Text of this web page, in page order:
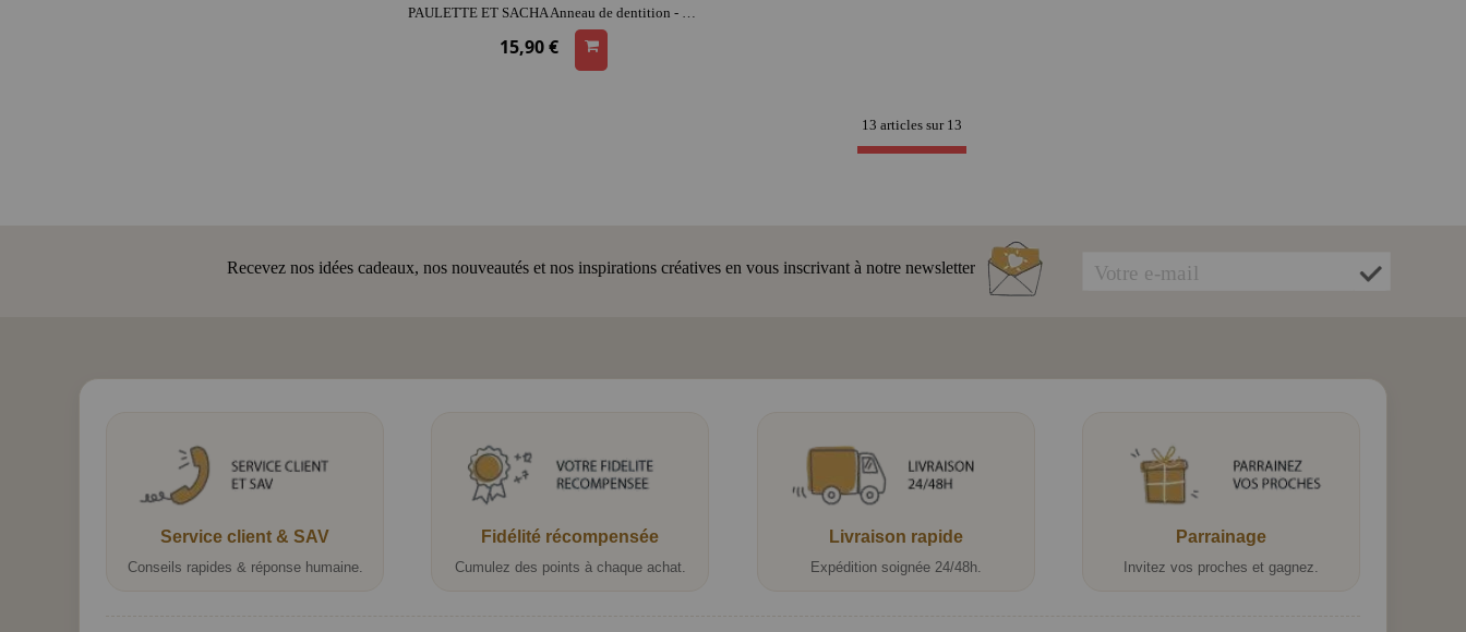
PAULETTE ET SACHA Anneau de dentition - Jeu d'éveil - Mésange | bois | dès 3 ans | look rétro
15,90 €
13 articles sur 13
Recevez nos idées cadeaux, nos nouveautés et nos inspirations créatives en vous inscrivant à notre newsletter
Service client & SAV
Conseils rapides & réponse humaine.
Fidélité récompensée
Cumulez des points à chaque achat.
Livraison rapide
Expédition soignée 24/48h.
Parrainage
Invitez vos proches et gagnez.